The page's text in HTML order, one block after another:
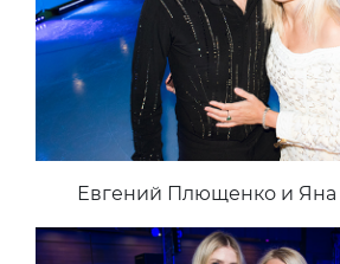
Евгений Плющенко и Яна